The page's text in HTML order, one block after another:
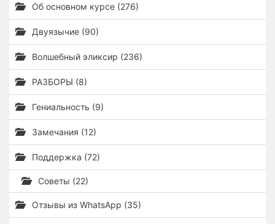
Об основном курсе (276)
Двуязычие (90)
Волшебный эликсир (236)
РАЗБОРЫ (8)
Гениальность (9)
Замечания (12)
Поддержка (72)
Советы (22)
Отзывы из WhatsApp (35)